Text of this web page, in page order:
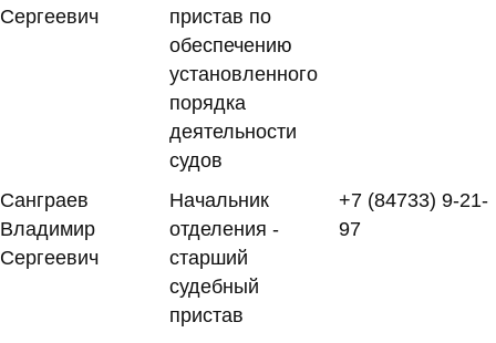
Сергеевич
пристав по
обеспечению
установленного
порядка
деятельности
судов
Санграев
Владимир
Сергеевич
Начальник
отделения -
старший
судебный
пристав
+7 (84733) 9-21-
97